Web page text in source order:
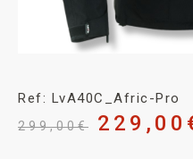
Ref: LvA40C_Afric-Pro
299,00€ 229,00